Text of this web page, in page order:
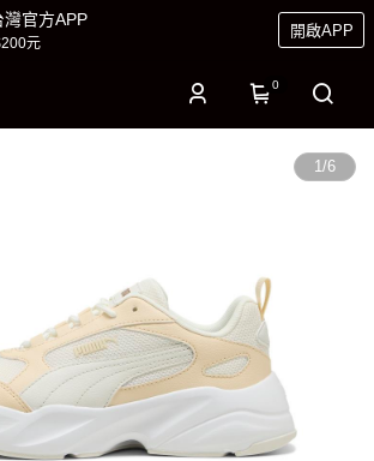
官方APP
元
開啟APP
0
1/6